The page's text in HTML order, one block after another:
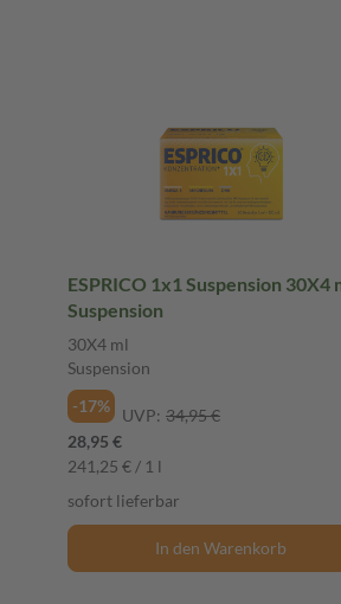
ESPRICO 1x1 Suspension 30X4
Suspension
30X4 ml
Suspension
-17%
UVP: 34,95 €
28,95 €
241,25 € / 1 l
sofort lieferbar
In den Warenkorb